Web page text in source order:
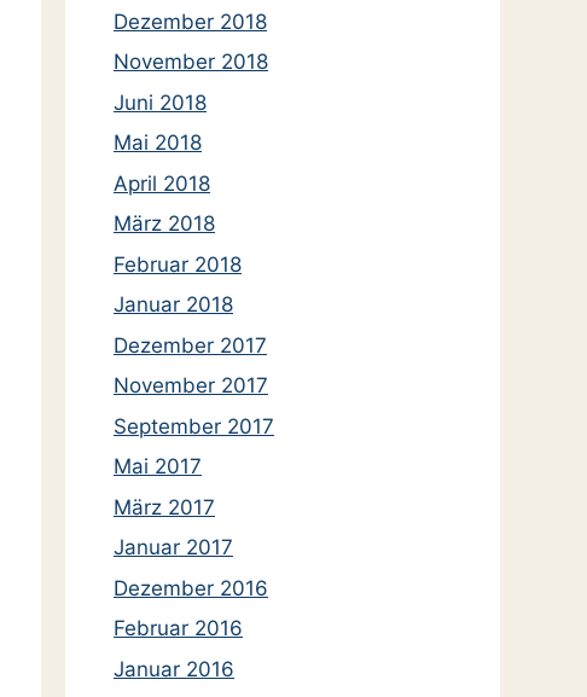
Dezember 2018
November 2018
Juni 2018
Mai 2018
April 2018
März 2018
Februar 2018
Januar 2018
Dezember 2017
November 2017
September 2017
Mai 2017
März 2017
Januar 2017
Dezember 2016
Februar 2016
Januar 2016